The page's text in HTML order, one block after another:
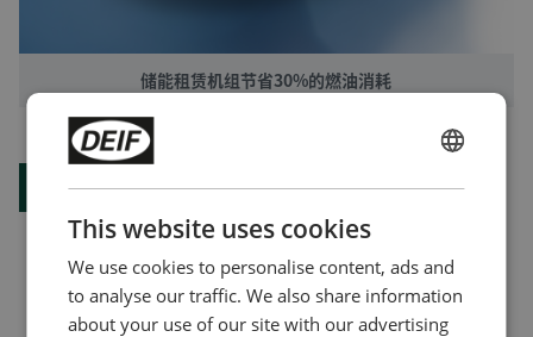
储能租赁机组节省30%的燃油消耗
产品
This website uses cookies
We use cookies to personalise content, ads and
to analyse our traffic. We also share information
about your use of our site with our advertising